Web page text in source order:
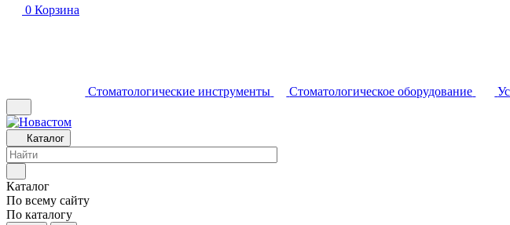
0 Корзина
Стоматологические инструменты Стоматологическое оборудование
Каталог
Каталог
По всему сайту
По каталогу